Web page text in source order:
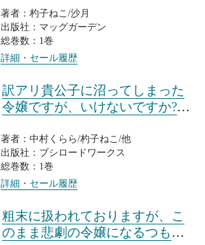
著者：杓子ねこ/沙月
出版社：マッグガーデン
総巻数：1巻
詳細・セール履歴
訳アリ貴公子に沼ってしまった
令嬢ですが、いけないですか?ア
著者：中村くらら/杓子ねこ/他
出版社：ブシロードワークス
総巻数：1巻
詳細・セール履歴
粗末に扱われておりますが、こ
のまま悲劇の令嬢になるつもり